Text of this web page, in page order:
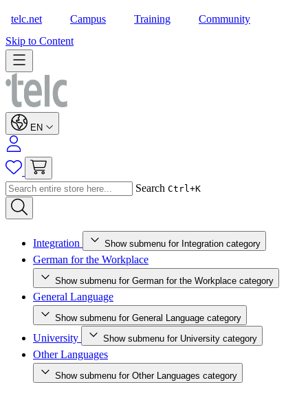
telc.net Campus Training Community
Skip to Content
EN
Search Ctrl+K
Integration Show submenu for Integration category
German for the Workplace
Show submenu for German for the Workplace category
General Language
Show submenu for General Language category
University Show submenu for University category
Other Languages
Show submenu for Other Languages category